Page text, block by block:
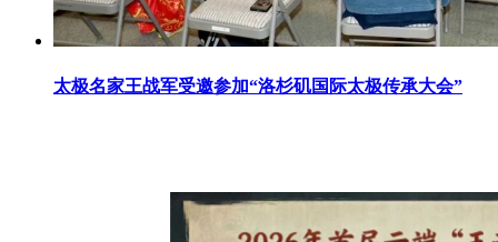
太极名家王战军受邀参加“洛杉矶国际太极传承大会”